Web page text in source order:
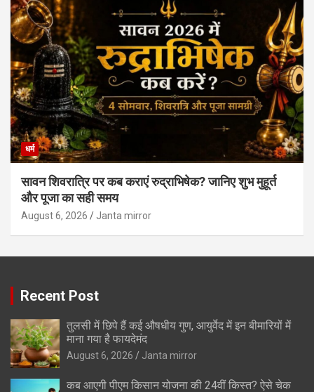
धर्म
सावन शिवरात्रि पर कब कराएं रुद्राभिषेक? जानिए शुभ मुहूर्त
और पूजा का सही समय
August 6, 2026 Janta mirror
Recent Post
तुलसी में छिपे हैं कई औषधीय गुण, आयुर्वेद में इन बीमारियों में
माना गया है फायदेमंद
August 6, 2026 Janta mirror
कब आएगी पीएम किसान योजना की 24वीं किस्त? ऐसे चेक